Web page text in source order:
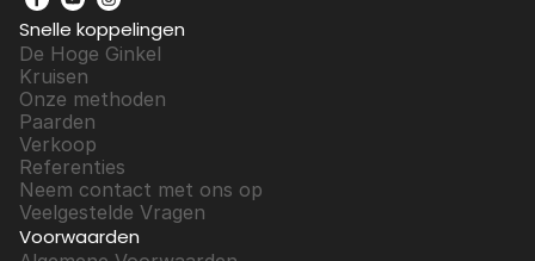
Snelle koppelingen
De Hoge Ginkel
Kruisen
Onze methoden
Paarden
Verkoop
Referenties
Neem contact met ons op
Veelgestelde Vragen
Voorwaarden